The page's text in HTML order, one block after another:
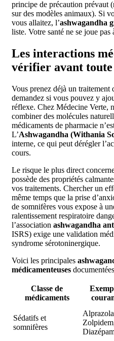
principe de précaution prévaut
sur des modèles animaux). Si
vous allaitez, l’ashwagandha
liste. Votre santé ne se joue pas
Les interactions
vérifier avant
Vous prenez déjà un traitement
demandez si vous pouvez y
réflexe. Chez Médecine Verte,
combiner des molécules
médicaments de pharmacie
L’Ashwagandha (Withania
interne, ce qui peut dérégler
cours.
Le risque le plus direct
possède des propriétés
vos traitements. Chercher un
même temps que la prise
de somnifères vous expose à
ralentissement respiratoire
l’association ashwagandha
ISRS) exige une validation
syndrome sérotoninergique.
Voici les principales
médicamenteuses
Classe de
médicaments
Sédatifs et
somnifères